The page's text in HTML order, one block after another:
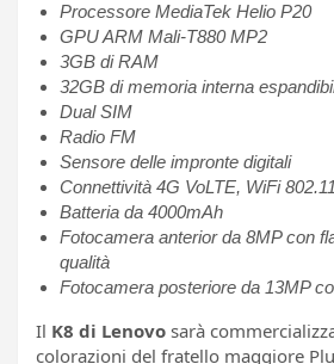
Processore MediaTek Helio P20
GPU ARM Mali-T880 MP2
3GB di RAM
32GB di memoria interna
Dual SIM
Radio FM
Sensore delle impronte digitali
Connettività 4G VoLTE, WiFi
Batteria da 4000mAh
Fotocamera anterior da 8MP con
qualità
Fotocamera posteriore da 13MP
Il K8 di Lenovo sarà
colorazioni del fratello maggiore